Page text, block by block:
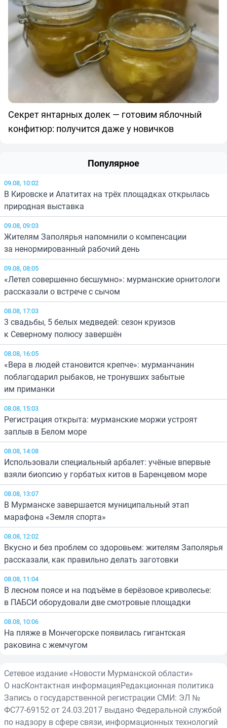
Секрет янтарных долек — готовим яблочный
конфитюр: получится даже у новичков
Популярное
09.08, 10:02
В Кировске и Апатитах на трёх площадках открылась
природная выставка
09.08, 09:03
Жителям Заполярья напомнили о компенсации
за ненормированный рабочий день
09.08, 08:05
«Летел совершенно бесшумно»: мурманские орнитологи
рассказали о встрече с сычом
08.08, 17:03
3 свадьбы, 5 белых медведей: сезон круизов
к Северному полюсу завершён
08.08, 16:05
«Вера в людей становится крепче»: мурманчанин
поблагодарил рыбаков, не тронувших забытые
им приманки
08.08, 15:03
Регистрация открыта: мурманские моржи устроят
заплыв в Белом море
08.08, 14:08
Использовали специальный арбалет: учёные впервые
взяли биопсию у горбатых китов в Баренцевом море
08.08, 13:07
В Мурманске завершается муниципальный этап
марафона «Земля спорта»
08.08, 12:02
Вкусно и без проблем со здоровьем: жителям Заполярья
рассказали, как правильно делать заготовки
08.08, 11:04
В лесном поясе и на подъёме в берёзовое криволесье:
в ПАБСИ оборудовали две смотровые площадки
08.08, 10:06
На пляже в Мончегорске появилась гигантская
раковина с жемчугом
Сетевое издание «Новости Мурманской области»
О насКонтактная информацияРедакционная политика
Запись о государственной регистрации СМИ: ЭЛ №
ФС77-69152 от 24.03.2017 выдано Федеральной службой
по надзору в сфере связи, информационных технологий